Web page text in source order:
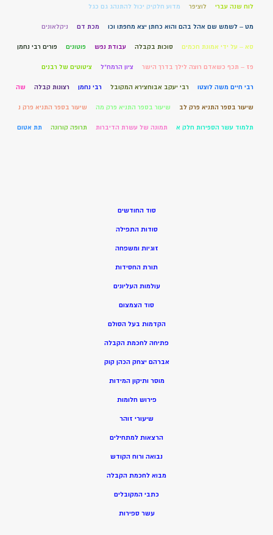
לוח שנה עברי לוציפר מדוע חלקיק יכול להתנהג גם כגל
מט – לשמש שם אהל בהם והוא כחתן יצא מחפתו וכו מכת דם ניקלאונים
סא – על ידי אמונת חכמים סוכות בקבלה עבודת נפש פוטונים פורים רבי נחמן
פז – תכף כשאדם רוצה לילך בדרך הישר ציון הרמח"ל ציטוטים של רבנים
רבי חיים משה לוצטו רבי יעקב אבוחצירא המקובל רבי נחמן רצונות קבלה שה
שיעור בספר התניא פרק לב שיעור בספר התניא פרק מה שיעור בספר התניא פרק נ
תלמוד עשר הספירות חלק א תמונה של עשרת הדיברות תרופה קורונה תת אטום
סוד החודשים
סודות התפילה
זוגיות ומשפחה
תורת החסידות
עולמות העליונים
סוד הצמצום
הקדמות בעל הסולם
פתיחה לחכמת הקבלה
אברהם יצחק הכהן קוק
מוסר ותיקון המידות
פירוש חלומות
שיעורי זוהר
הרצאות למתחילים
נבואה ורוח הקודש
מבוא לחכמת הקבלה
כתבי המקובלים
עשר ספירות